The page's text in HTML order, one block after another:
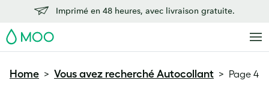
Imprimé en 48 heures, avec livraison gratuite.
MOO
Home > Vous avez recherché Autocollant > Page 4